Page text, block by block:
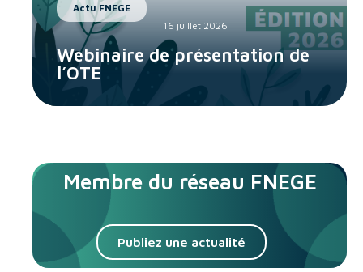
Actu FNEGE
16 juillet 2026
Webinaire de présentation de
l’OTE
Membre du réseau FNEGE
Publiez une actualité